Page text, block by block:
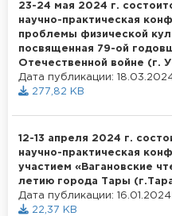
23-24 мая 2024 г.
научно-практическая
проблемы физической
посвященная 79-ой
Отечественной войне (г.
Дата публикации:
277,82 KB
12-13 апреля 2024 г.
научно-практическая
участием «Вагановские
летию города Тары
Дата публикации: 16.01.2024
22,37 KB